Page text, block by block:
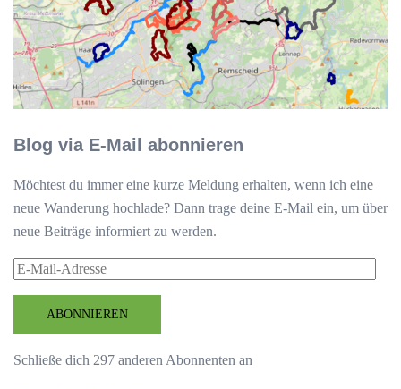
Blog via E-Mail abonnieren
Möchtest du immer eine kurze Meldung erhalten, wenn ich eine
neue Wanderung hochlade? Dann trage deine E-Mail ein, um über
neue Beiträge informiert zu werden.
E-
AdresseABONNIEREN
Schließe dich 297 anderen Abonnenten an